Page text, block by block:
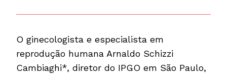
O ginecologista e especialista em
reprodução humana Arnaldo Schizzi
Cambiaghi*, diretor do IPGO em São Paulo,